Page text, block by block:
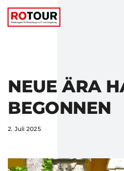
Zum
Inhalt
NEUE ÄRA
BEGONNEN
2. Juli 2025